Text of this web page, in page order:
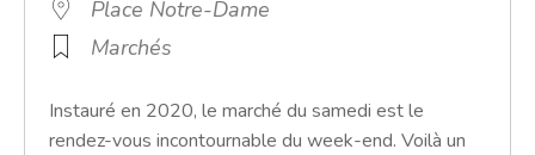
Place Notre-Dame
Marchés
Instauré en 2020, le marché du samedi est le
rendez-vous incontournable du week-end. Voilà un